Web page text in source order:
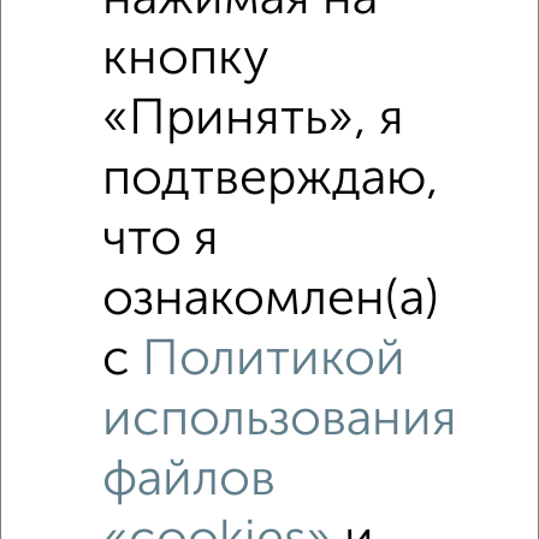
Рядом, с меньшей ценой
кнопку
«Принять», я
подтверждаю,
что я
ознакомлен(а)
с Политикой
использования
файлов